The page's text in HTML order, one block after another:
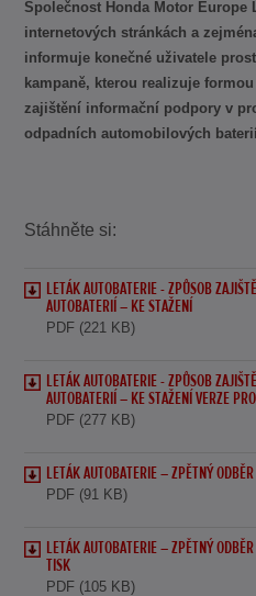
Společnost Honda Motor Europe
internetových stránkách a
informuje konečné uživatele
kampaně, kterou realizuje
zajištění informační podpory v
odpadních automobilových
Stáhněte si:
LETÁK AUTOBATERIE - ZPŮSOB
AUTOBATERIÍ – KE STAŽENÍ
PDF (221 KB)
LETÁK AUTOBATERIE - ZPŮSOB
AUTOBATERIÍ – KE STAŽENÍ VERZE
PDF (277 KB)
LETÁK AUTOBATERIE – ZPĚTNÝ
PDF (91 KB)
LETÁK AUTOBATERIE – ZPĚTNÝ
TISK
PDF (105 KB)